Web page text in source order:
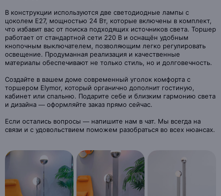
В конструкции используются две светодиодные лампы с
цоколем Е27, мощностью 24 Вт, которые включены в комплект,
что избавит вас от поиска подходящих источников света. Торшер
работает от стандартной сети 220 В и оснащён удобным
кнопочным выключателем, позволяющим легко регулировать
освещение. Продуманная реализация и качественные
материалы обеспечивают не только стиль, но и долговечность.
Создайте в вашем доме современный уголок комфорта с
торшером Elymor, который органично дополнит гостиную,
кабинет или спальню. Подарите себе и близким гармонию света
и дизайна — оформляйте заказ прямо сейчас.
Если остались вопросы — напишите нам в чат. Мы всегда на
связи и с удовольствием поможем разобраться во всех нюансах.